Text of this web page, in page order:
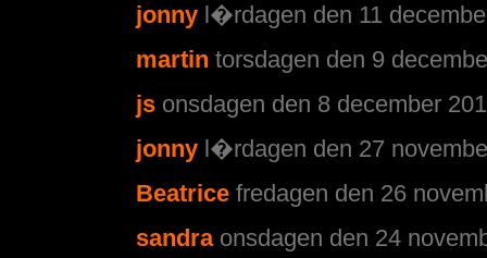
jonny l�rdagen den 11
martin torsdagen den 9
js onsdagen den 8 december
jonny l�rdagen den 27
Beatrice fredagen den 26
sandra onsdagen den 24